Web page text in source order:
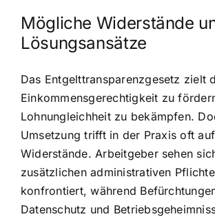
Mögliche Widerstände
Lösungsansätze
Das Entgelttransparenzgesetz zielt
Einkommensgerechtigkeit zu
Lohnungleichheit zu bekämpfen.
Umsetzung trifft in der Praxis oft auf
Widerstände. Arbeitgeber sehen
zusätzlichen administrativen
konfrontiert, während
Datenschutz und